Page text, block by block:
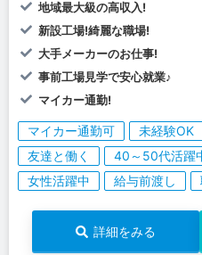
地域最大級の高収入!
新設工場!綺麗な職場!
大手メーカーのお仕事!
事前工場見学で安心就業♪
マイカー通勤!
マイカー通勤可 未経験OK
友達と働く
40～50代活躍
女性活躍中
給与前渡し
詳細をみる